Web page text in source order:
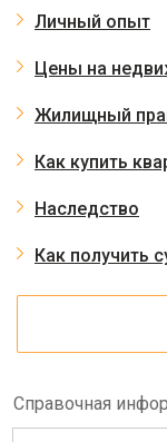
Личный опыт
Цены на
Жилищный
Как купить
Наследство
Как получить
Справочная